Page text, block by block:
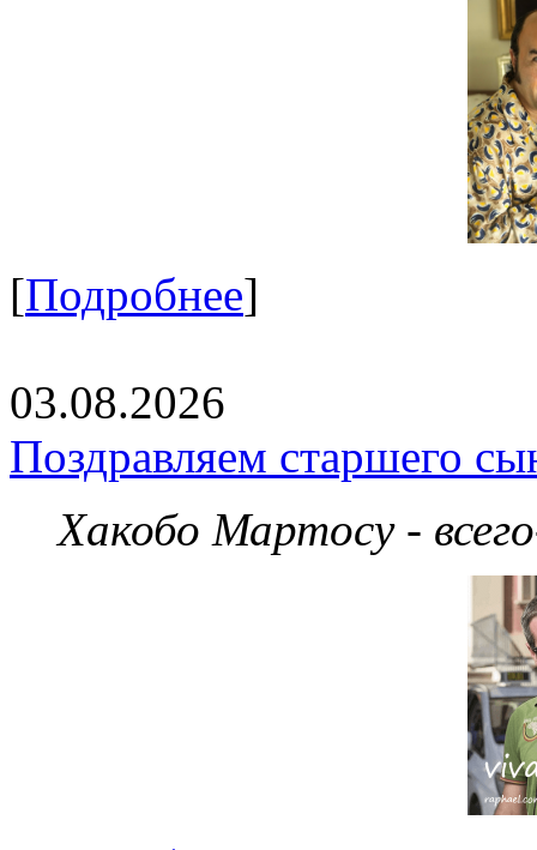
[Подробнее]
03.08.2026
Поздравляем старшего
Хакобо Мартосу -